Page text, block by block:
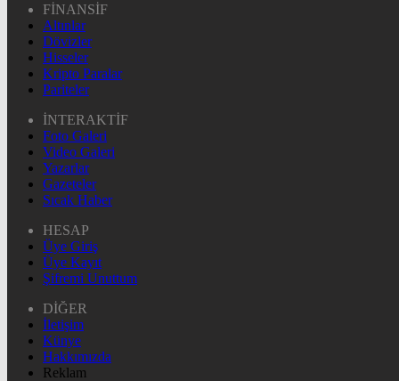
FİNANSİF
Altınlar
Dövizler
Hisseler
Kripto Paralar
Pariteler
İNTERAKTİF
Foto Galeri
Video Galeri
Yazarlar
Gazeteler
Sıcak Haber
HESAP
Üye Giriş
Üye Kayıt
Şifremi Unuttum
DİĞER
İletişim
Künye
Hakkımızda
Reklam